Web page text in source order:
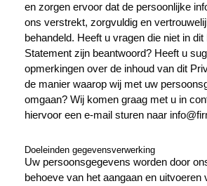
en zorgen ervoor dat de persoonlijke
ons verstrekt, zorgvuldig en
behandeld. Heeft u vragen die niet in
Statement zijn beantwoord? Heeft u
opmerkingen over de inhoud van dit
de manier waarop wij met uw
omgaan? Wij komen graag met u in
hiervoor een e-mail sturen naar
Doeleinden gegevensverwerking
Uw persoonsgegevens worden door
behoeve van het aangaan en uitvoeren